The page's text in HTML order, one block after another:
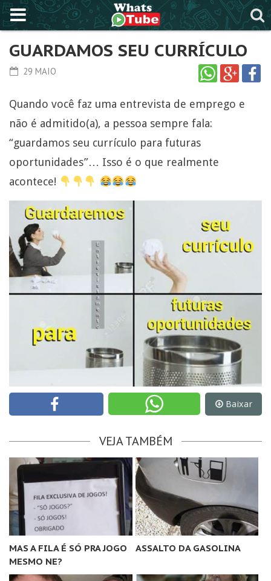
GUARDAMOS SEU CURRÍCULO
29 MAIO
Quando você faz uma entrevista de emprego e
não é admitido(a), a pessoa sempre fala:
“guardamos seu currículo para futuras
oportunidades”… Isso é o que realmente
acontece!
Baixar
VEJA TAMBÉM
MAS A FILA É SÓ PRA JOGO
MESMO NE?
ASSALTO DA GASOLINA